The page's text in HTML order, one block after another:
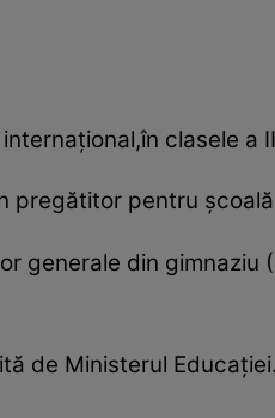
clasele a
pregătitor pentru
generale din gimnaziu
de Ministerul